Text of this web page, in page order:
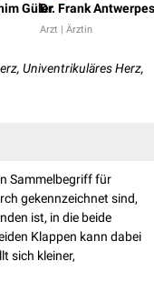
GülerDr. Frank Antwerpes
Arzt | Ärztin
Univentrikuläres Herz,
Sammelbegriff für
gekennzeichnet sind,
ist, in die beide
Klappen kann dabei
sich kleiner,